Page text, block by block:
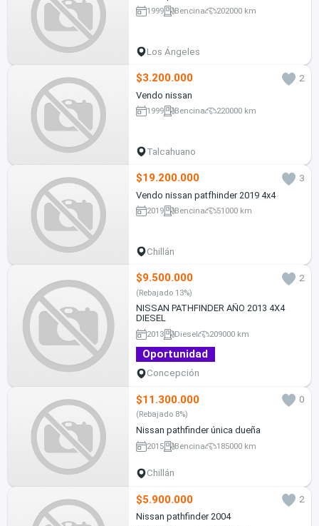
1999 Bencina 202000 km
Los Ángeles
$3.200.000
2
Vendo nissan
1999 Bencina 220000 km
Talcahuano
$19.200.000
3
Vendo nissan patfhinder 2019 4x4
2019 Bencina 51000 km
Chillán
$9.500.000 2
(Rebajado 13%)
NISSAN PATHFINDER AÑO 2013 4X4
DIESEL
2013 Diesel 209000 km
Oportunidad
Concepción
$11.300.000 0
(Rebajado 8%)
Nissan pathfinder única dueña
2015 Bencina 185000 km
Chillán
$5.900.000
2
Nissan pathfinder 2004